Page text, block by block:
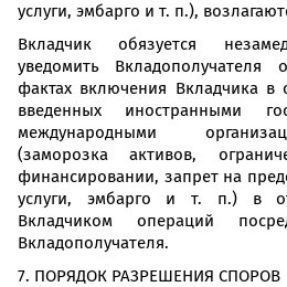
услуги, эмбарго и т. п.),
Вкладчик обязуется
уведомить Вкладополучателя
фактах включения Вкладчика в
введенных иностранными
международными
(заморозка активов,
финансировании, запрет на
услуги, эмбарго и т. п.) в
Вкладчиком операций
Вкладополучателя.
7. ПОРЯДОК РАЗРЕШЕНИЯ СПОРОВ